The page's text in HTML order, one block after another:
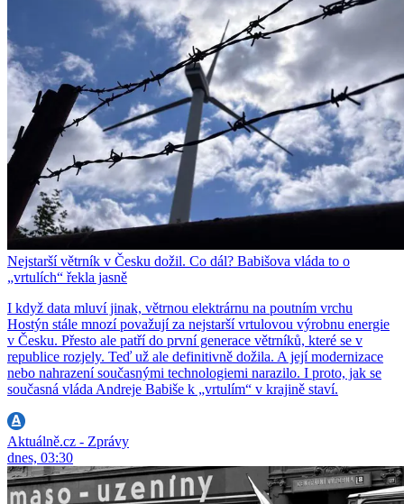
Nejstarší větrník v Česku dožil. Co dál? Babišova vláda to o
„vrtulích“ řekla jasně
I když data mluví jinak, větrnou elektrárnu na poutním vrchu
Hostýn stále mnozí považují za nejstarší vrtulovou výrobnu energie
v Česku. Přesto ale patří do první generace větrníků, které se v
republice rozjely. Teď už ale definitivně dožila. A její modernizace
nebo nahrazení současnými technologiemi narazilo. I proto, jak se
současná vláda Andreje Babiše k „vrtulím“ v krajině staví.
Aktuálně.cz - Zprávy
dnes, 03:30